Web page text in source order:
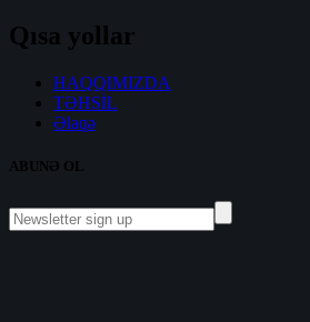
Qısa yollar
HAQQIMIZDA
TƏHSİL
Əlaqə
ABUNƏ OL